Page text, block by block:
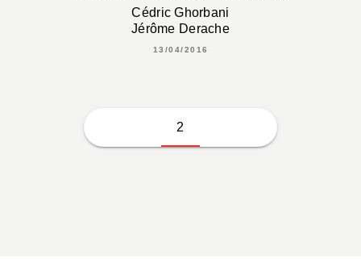
Cédric Ghorbani
Jérôme Derache
13/04/2016
2